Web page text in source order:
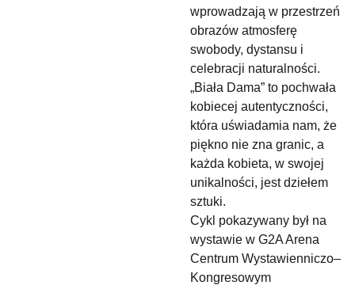
wprowadzają w przestrzeń
obrazów atmosferę
swobody, dystansu i
celebracji naturalności.
„Biała Dama” to pochwała
kobiecej autentyczności,
która uświadamia nam, że
piękno nie zna granic, a
każda kobieta, w swojej
unikalności, jest dziełem
sztuki.
Cykl pokazywany był na
wystawie w G2A Arena
Centrum Wystawienniczo–
Kongresowym